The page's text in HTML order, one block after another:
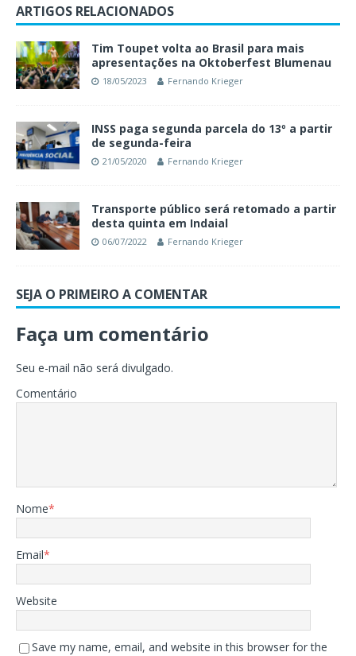
ARTIGOS RELACIONADOS
Tim Toupet volta ao Brasil para mais
apresentações na Oktoberfest Blumenau
18/05/2023 Fernando Krieger
INSS paga segunda parcela do 13º a partir
de segunda-feira
21/05/2020 Fernando Krieger
Transporte público será retomado a partir
desta quinta em Indaial
06/07/2022 Fernando Krieger
SEJA O PRIMEIRO A COMENTAR
Faça um comentário
Seu e-mail não será divulgado.
Comentário
Nome*
Email*
Website
Save my name, email, and website in this browser for the